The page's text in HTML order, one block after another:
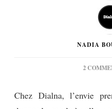
NADIA
2
Chez Dialna, l’envie